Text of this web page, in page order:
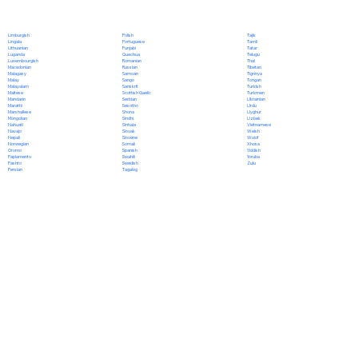
Limburgish
Lingala
Lithuanian
Luganda
Luxembourgish
Macedonian
Malagasy
Malay
Malayalam
Maltese
Mandarin
Marathi
Marshallese
Mongolian
Nahuatl
Navajo
Nepali
Norwegian
Oromo
Papiamento
Pashto
Persian
Polish
Portuguese
Punjabi
Quechua
Romanian
Russian
Samoan
Sango
Sanskrit
Scottish Gaelic
Serbian
Sesotho
Shona
Sindhi
Sinhala
Slovak
Slovene
Somali
Spanish
Swahili
Swedish
Tagalog
Tajik
Tamil
Tatar
Telugu
Thai
Tibetan
Tigrinya
Tongan
Turkish
Turkmen
Ukrainian
Urdu
Uyghur
Uzbek
Vietnamese
Welsh
Wolof
Xhosa
Yiddish
Yoruba
Zulu